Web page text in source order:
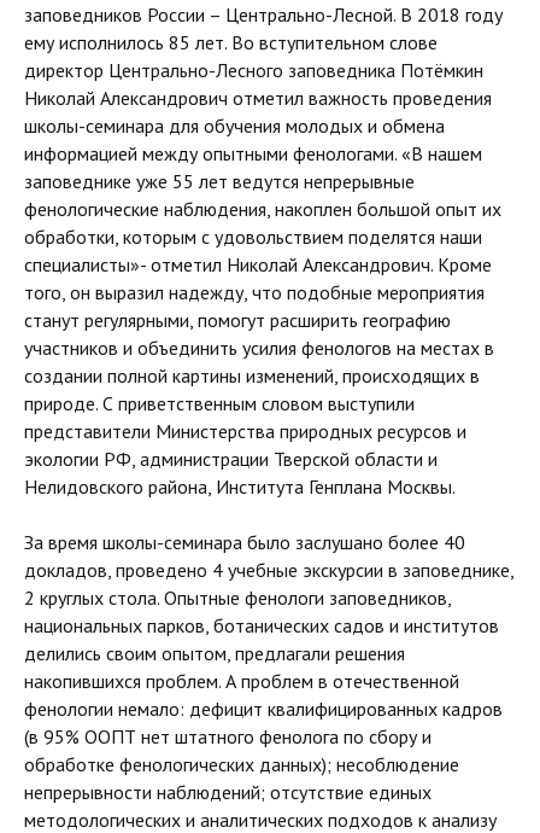
заповедников России – Центрально-Лесной. В 2018 году
ему исполнилось 85 лет. Во вступительном слове
директор Центрально-Лесного заповедника Потёмкин
Николай Александрович отметил важность проведения
школы-семинара для обучения молодых и обмена
информацией между опытными фенологами. «В нашем
заповеднике уже 55 лет ведутся непрерывные
фенологические наблюдения, накоплен большой опыт их
обработки, которым с удовольствием поделятся наши
специалисты»- отметил Николай Александрович. Кроме
того, он выразил надежду, что подобные мероприятия
станут регулярными, помогут расширить географию
участников и объединить усилия фенологов на местах в
создании полной картины изменений, происходящих в
природе. С приветственным словом выступили
представители Министерства природных ресурсов и
экологии РФ, администрации Тверской области и
Нелидовского района, Института Генплана Москвы.
За время школы-семинара было заслушано более 40
докладов, проведено 4 учебные экскурсии в заповеднике,
2 круглых стола. Опытные фенологи заповедников,
национальных парков, ботанических садов и институтов
делились своим опытом, предлагали решения
накопившихся проблем. А проблем в отечественной
фенологии немало: дефицит квалифицированных кадров
(в 95% ООПТ нет штатного фенолога по сбору и
обработке фенологических данных); несоблюдение
непрерывности наблюдений; отсутствие единых
методологических и аналитических подходов к анализу